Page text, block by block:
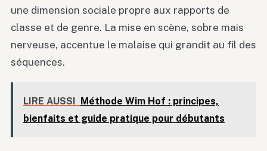
une dimension sociale propre aux rapports de
classe et de genre. La mise en scène, sobre mais
nerveuse, accentue le malaise qui grandit au fil des
séquences.
LIRE AUSSI Méthode Wim Hof : principes,
bienfaits et guide pratique pour débutants